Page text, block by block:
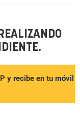
y recibe en tu móvil